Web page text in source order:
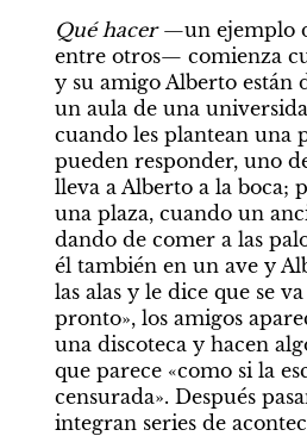
Qué hacer —un ejemplo
entre otros— comienza
y su amigo Alberto están
un aula de una
cuando les plantean una
pueden responder, uno
lleva a Alberto a la boca;
una plaza, cuando un
dando de comer a las
él también en un ave y
las alas y le dice que se
pronto», los amigos
una discoteca y hacen
que parece «como si la
censurada». Después
integran series de